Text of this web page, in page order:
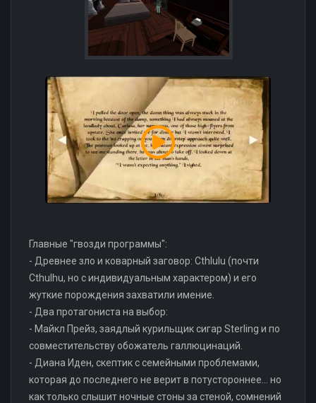
Главные "гвозди программы":
- Древнее зло и коварный заговор: Cthlulu (почти
Cthulhu, но с индивидуальным характером) и его
жуткие порождения захватили имение.
- Два протагониста на выбор:
- Майкл Прейз, заядлый курильщик сигар Sterling и по
совместительству обожатель галлюцинаций.
- Диана Иден, скептик с семейными проблемами,
которая до последнего не верит в потустороннее... но
как только слышит ночные стоны за стеной, сомнений